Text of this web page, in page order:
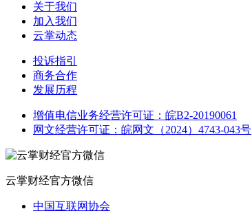
关于我们
加入我们
云掌动态
投诉指引
商务合作
发展历程
增值电信业务经营许可证：皖B2-20190061
网文经营许可证：皖网文（2024）4743-043号
云掌财经官方微信
中国互联网协会